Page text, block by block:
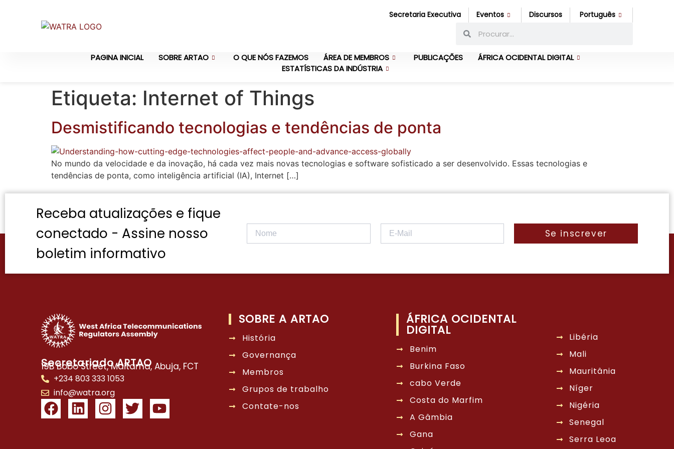
Secretaria Executiva Eventos Discursos Português
PAGINA INICIAL SOBRE ARTAO O QUE NÓS FAZEMOS ÁREA DE MEMBROS PUBLICAÇÕES
ÁFRICA OCIDENTAL DIGITAL
ESTATÍSTICAS DA INDÚSTRIA
Etiqueta: Internet of Things
Desmistificando tecnologias e tendências de ponta
No mundo da velocidade e da inovação, há cada vez mais novas tecnologias e software sofisticado a ser desenvolvido. Essas tecnologias e
tendências de ponta, como inteligência artificial (IA), Internet […]
Receba atualizações e fique
conectado - Assine nosso
boletim informativo
Se inscrever
Secretariado ARTAO
19B Bobo Street, Maitama, Abuja, FCT
+234 803 333 1053
info@watra.org
SOBRE A ARTAO
História
Governança
Membros
Grupos de trabalho
Contate-nos
ÁFRICA OCIDENTAL
DIGITAL
Benim
Burkina Faso
cabo Verde
Costa do Marfim
A Gâmbia
Gana
Libéria
Mali
Mauritânia
Níger
Nigéria
Senegal
Serra Leoa